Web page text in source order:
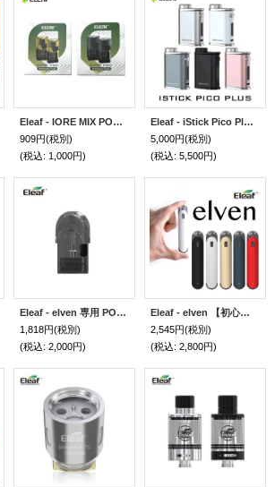
Eleaf - IORE MIX POD イーリーフ イオレミックス 交換用ポッド（2個入り）
909円(税別)
(税込: 1,000円)
Eleaf - iStick Pico Plus MOD 【電子タバコ／VAPE】
5,000円(税別)
(税込: 5,500円)
Eleaf - elven 専用 POD 4個入り
1,818円(税別)
(税込: 2,000円)
Eleaf - elven 【初心者おすすめ ／ 電子タバコ ／ VAPEスターターキット】
2,545円(税別)
(税込: 2,800円)